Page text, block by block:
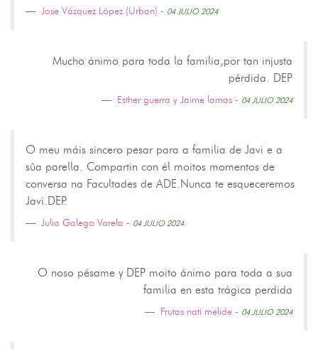
Jose Vázquez López (Urban) - 04 JULIO 2024
Mucho ánimo para toda la familia,por tan injusta
pérdida. DEP
Esther guerra y Jaime lamas - 04 JULIO 2024
O meu máis sincero pesar para a familia de Javi e a
sûa parella. Compartin con él moitos momentos de
conversa na Facultades de ADE.Nunca te esqueceremos
Javi.DEP.
Julia Galego Varela - 04 JULIO 2024
O noso pésame y DEP moito ánimo para toda a sua
familia en esta trágica perdida
Frutas nati melide - 04 JULIO 2024